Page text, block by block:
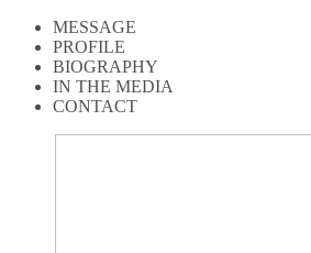
MESSAGE
PROFILE
BIOGRAPHY
IN THE MEDIA
CONTACT